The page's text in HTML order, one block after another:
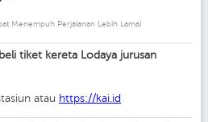
Menempuh Perjalanan Lebih Lama)
tiket kereta Lodaya jurusan
atau https://kai.id